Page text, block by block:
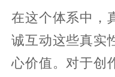
在这个体系中，
诚互动这些真实
心价值。对于创